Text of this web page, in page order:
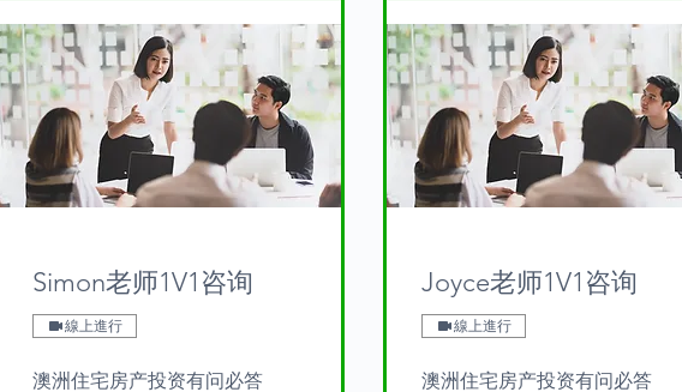
Simon老师1V1咨询
線上進行
澳洲住宅房产投资有问必答
Joyce老师1V1咨询
線上進行
澳洲住宅房产投资有问必答